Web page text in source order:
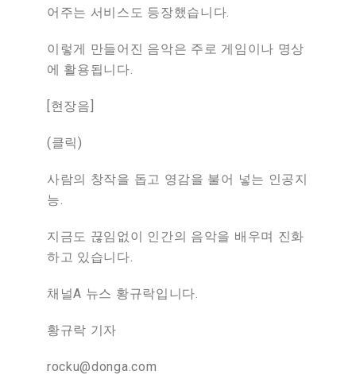
어주는 서비스도 등장했습니다.
이렇게 만들어진 음악은 주로 게임이나 명상
에 활용됩니다.
[현장음
(클릭)
사람의 창작을 돕고 영감을 불어 넣는 인공지
능.
지금도 끊임없이 인간의 음악을 배우며 진화
하고 있습니다.
채널A 뉴스 황규락입니다.
황규락 기자
rocku@donga.com